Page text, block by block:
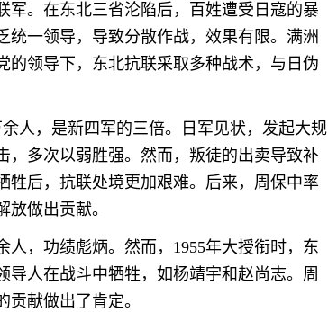
军。在东北三省沦陷后，百姓遭受日寇的暴
一领导，导致分散作战，效果有限。满洲
领导下，东北抗联采取多种战术，与日伪
人，是新四军的三倍。日军见状，发起大规
，多次以弱胜强。然而，叛徒的出卖导致补
后，抗联处境更加艰难。后来，周保中率
做出贡献。
人，功绩彪炳。然而，1955年大授衔时，东
人在战斗中牺牲，如杨靖宇和赵尚志。周
献做出了肯定。